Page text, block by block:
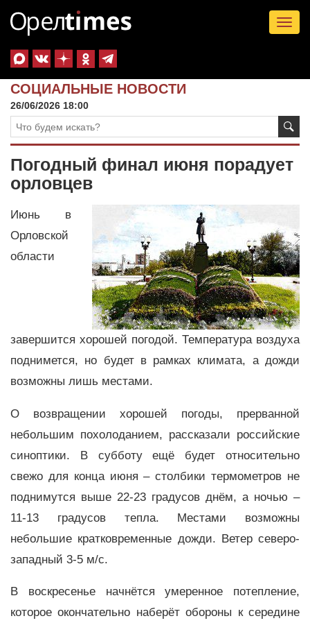
СОЦИАЛЬНЫЕ НОВОСТИ
26/06/2026 18:00
Погодный финал июня порадует
орловцев
Июнь в
Орловской
области
завершится хорошей погодой. Температура воздуха
поднимется, но будет в рамках климата, а дожди
возможны лишь местами.
О возвращении хорошей погоды, прерванной
небольшим похолоданием, рассказали российские
синоптики. В субботу ещё будет относительно
свежо для конца июня – столбики термометров не
поднимутся выше 22-23 градусов днём, а ночью –
11-13 градусов тепла. Местами возможны
небольшие кратковременные дожди. Ветер северо-
западный 3-5 м/с.
В воскресенье начнётся умеренное потепление,
которое окончательно наберёт обороны к середине